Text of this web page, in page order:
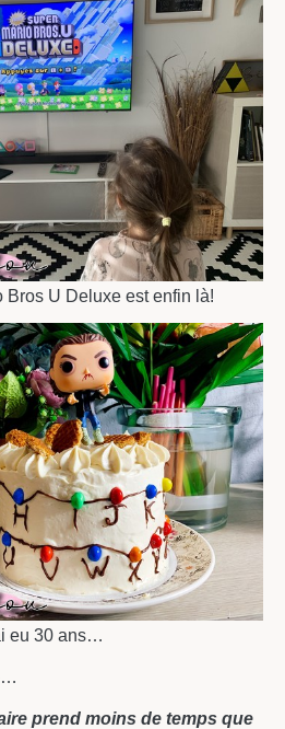
Bros U Deluxe est enfin là!
eu 30 ans…
prend moins de temps que